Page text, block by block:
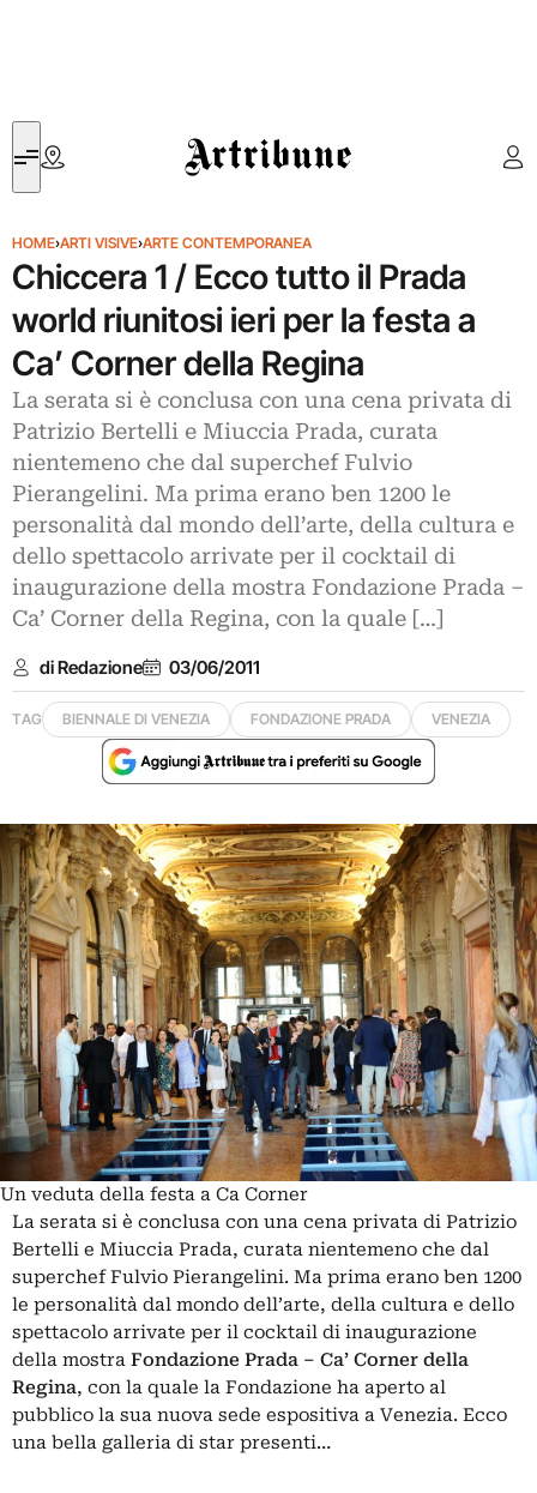
Artribune
HOME›ARTI VISIVE›ARTE CONTEMPORANEA
Chiccera 1 / Ecco tutto il Prada
world riunitosi ieri per la festa a
Ca’ Corner della Regina
La serata si è conclusa con una cena privata di
Patrizio Bertelli e Miuccia Prada, curata
nientemeno che dal superchef Fulvio
Pierangelini. Ma prima erano ben 1200 le
personalità dal mondo dell’arte, della cultura e
dello spettacolo arrivate per il cocktail di
inaugurazione della mostra Fondazione Prada –
Ca’ Corner della Regina, con la quale […]
di Redazione 03/06/2011
TAG BIENNALE DI VENEZIA FONDAZIONE PRADA VENEZIA
Un veduta della festa a Ca Corner
La serata si è conclusa con una cena privata di Patrizio
Bertelli e Miuccia Prada, curata nientemeno che dal
superchef Fulvio Pierangelini. Ma prima erano ben 1200
le personalità dal mondo dell’arte, della cultura e dello
spettacolo arrivate per il cocktail di inaugurazione
della mostra Fondazione Prada – Ca’ Corner della
Regina, con la quale la Fondazione ha aperto al
pubblico la sua nuova sede espositiva a Venezia. Ecco
una bella galleria di star presenti…